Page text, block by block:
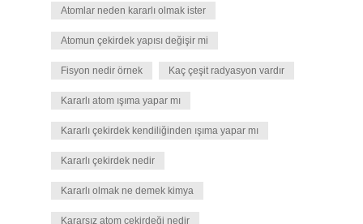
Atomlar neden kararlı olmak ister
Atomun çekirdek yapısı değişir mi
Fisyon nedir örnek Kaç çeşit radyasyon vardır
Kararlı atom ışıma yapar mı
Kararlı çekirdek kendiliğinden ışıma yapar mı
Kararlı çekirdek nedir
Kararlı olmak ne demek kimya
Kararsız atom çekirdeği nedir